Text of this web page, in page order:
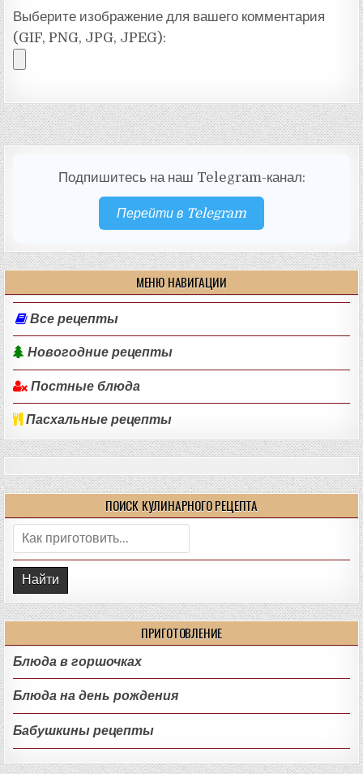
Выберите изображение для вашего комментария
(GIF, PNG, JPG, JPEG):
Подпишитесь на наш Telegram-канал:
Перейти в Telegram
МЕНЮ НАВИГАЦИИ
Все рецепты
Новогодние рецепты
Постные блюда
Пасхальные рецепты
ПОИСК КУЛИНАРНОГО РЕЦЕПТА
Поиск:
ПРИГОТОВЛЕНИЕ
Блюда в горшочках
Блюда на день рождения
Бабушкины рецепты